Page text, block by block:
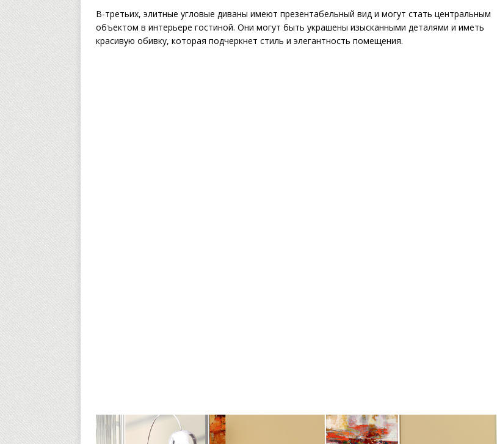
В-третьих, элитные угловые диваны имеют презентабельный вид и могут стать центральным
объектом в интерьере гостиной. Они могут быть украшены изысканными деталями и иметь
красивую обивку, которая подчеркнет стиль и элегантность помещения.